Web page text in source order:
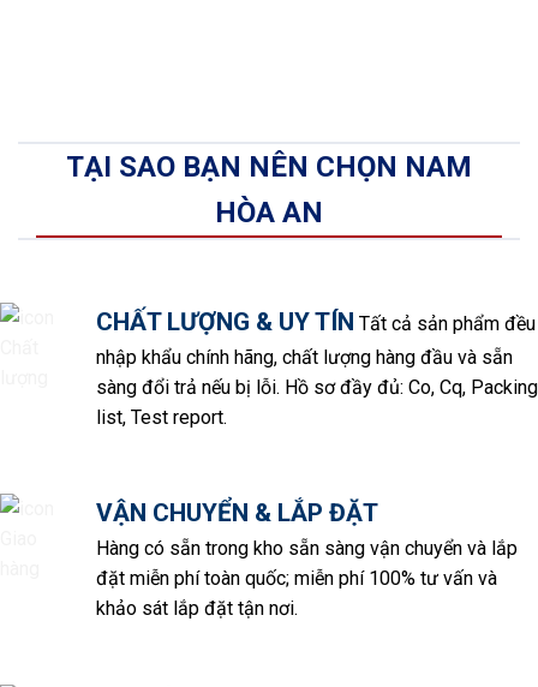
TẠI SAO BẠN NÊN CHỌN NAM
HÒA AN
CHẤT LƯỢNG & UY TÍN Tất cả sản phẩm đều
nhập khẩu chính hãng, chất lượng hàng đầu và sẵn
sàng đổi trả nếu bị lỗi. Hồ sơ đầy đủ: Co, Cq, Packing
list, Test report.
VẬN CHUYỂN & LẮP ĐẶT
Hàng có sẵn trong kho sẵn sàng vận chuyển và lắp
đặt miễn phí toàn quốc; miễn phí 100% tư vấn và
khảo sát lắp đặt tận nơi.